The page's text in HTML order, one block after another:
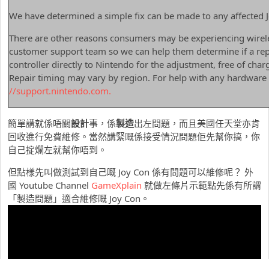
We have determined a simple fix can be made to any affected
There are other reasons consumers may be experiencing
customer support team so we can help them determine if a
controller directly to Nintendo for the adjustment, free of
Repair timing may vary by region. For help with any
//support.nintendo.com.
簡單講就係唔關設計事，係製造出左問題，而且美國任天堂亦肯
回收進行免費維修。當然講緊嘅係接受情況問題佢先幫你搞，你
自己掟爛左就幫你唔到。
但點樣先叫做測試到自己嘅 Joy Con 係有問題可以維修呢？ 外
國 Youtube Channel GameXplain 就做左條片示範點先係有所謂
「製造問題」適合維修嘅 Joy Con。